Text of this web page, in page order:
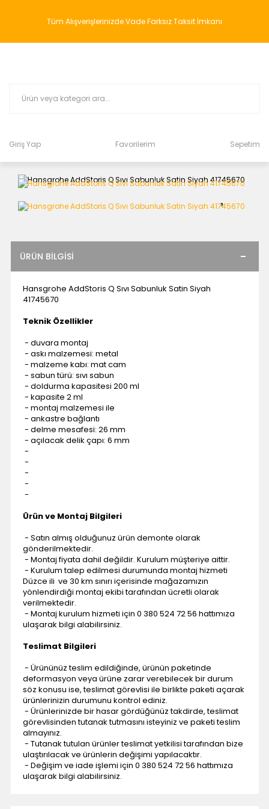
Tüm Alışverişlerinizde Vade Farksız Taksit İmkanı
Giriş Yap Favorilerim Sepetim
ÜRÜN BILGISI
Hansgrohe AddStoris Q Sıvı Sabunluk Satin Siyah
41745670
Teknik Özellikler
- duvara montaj
- askı malzemesi: metal
- malzeme kabı: mat cam
- sabun türü: sıvı sabun
- doldurma kapasitesi 200 ml
- kapasite 2 ml
- montaj malzemesi ile
- ankastre bağlantı
- delme mesafesi: 26 mm
- açılacak delik çapı: 6 mm
-
-
-
-
-
Ürün ve Montaj Bilgileri
- Satın almış olduğunuz ürün demonte olarak
gönderilmektedir.
- Montaj fiyata dahil değildir. Kurulum müşteriye aittir.
- Kurulum talep edilmesi durumunda montaj hizmeti
Düzce ili ve 30 km sınırı içerisinde mağazamızın
yönlendirdiği montaj ekibi tarafından ücretli olarak
verilmektedir.
- Montaj kurulum hizmeti için 0 380 524 72 56 hattımıza
ulaşarak bilgi alabilirsiniz.
Teslimat Bilgileri
- Ürününüz teslim edildiğinde, ürünün paketinde
deformasyon veya ürüne zarar verebilecek bir durum
söz konusu ise, teslimat görevlisi ile birlikte paketi açarak
ürünlerinizin durumunu kontrol ediniz.
- Ürünlerinizde bir hasar gördüğünüz takdirde, teslimat
görevlisinden tutanak tutmasını isteyiniz ve paketi teslim
almayınız.
- Tutanak tutulan ürünler teslimat yetkilisi tarafından bize
ulaştırılacak ve ürünlerin değişimi yapılacaktır.
- Değişim ve iade işlemi için 0 380 524 72 56 hattımıza
ulaşarak bilgi alabilirsiniz.